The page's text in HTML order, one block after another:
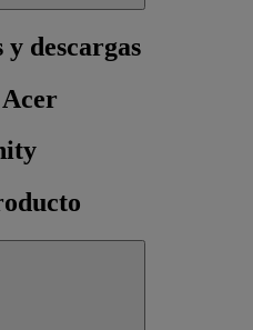
descargas
Acer